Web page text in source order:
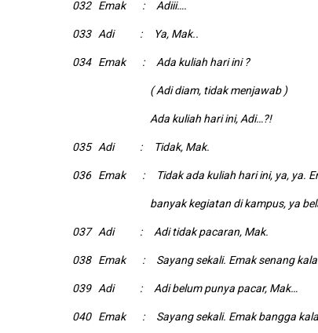
032 Emak : Adiii….
033 Adi : Ya, Mak..
034 Emak : Ada kuliah hari ini ?
( Adi diam, tidak menjawab )
Ada kuliah hari ini, Adi…?!
035 Adi : Tidak, Mak.
036 Emak : Tidak ada kuliah hari ini, ya, ya.
banyak kegiatan di kampus, ya
037 Adi : Adi tidak pacaran, Mak.
038 Emak : Sayang sekali. Emak senang
039 Adi : Adi belum punya pacar, Mak…
040 Emak : Sayang sekali. Emak bangga